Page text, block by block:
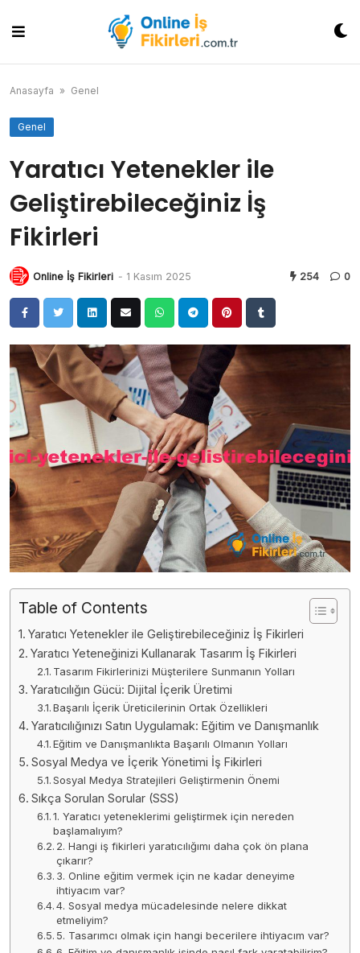
content
Anasayfa » Genel
Genel
Yaratıcı Yetenekler ile
Geliştirebileceğiniz İş
Fikirleri
Online İş Fikirleri - 1 Kasım 2025 254 0
Table of Contents
Yaratıcı Yetenekler ile Geliştirebileceğiniz İş Fikirleri
Yaratıcı Yeteneğinizi Kullanarak Tasarım İş Fikirleri
Tasarım Fikirlerinizi Müşterilere Sunmanın Yolları
Yaratıcılığın Gücü: Dijital İçerik Üretimi
Başarılı İçerik Üreticilerinin Ortak Özellikleri
Yaratıcılığınızı Satın Uygulamak: Eğitim ve Danışmanlık
Eğitim ve Danışmanlıkta Başarılı Olmanın Yolları
Sosyal Medya ve İçerik Yönetimi İş Fikirleri
Sosyal Medya Stratejileri Geliştirmenin Önemi
Sıkça Sorulan Sorular (SSS)
1. Yaratıcı yeteneklerimi geliştirmek için nereden
başlamalıyım?
2. Hangi iş fikirleri yaratıcılığımı daha çok ön plana
çıkarır?
3. Online eğitim vermek için ne kadar deneyime
ihtiyacım var?
4. Sosyal medya mücadelesinde nelere dikkat
etmeliyim?
5. Tasarımcı olmak için hangi becerilere ihtiyacım var?